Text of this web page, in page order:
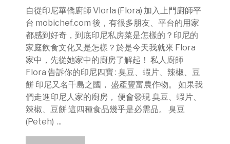
自從印尼華僑廚師 Vlorla (Flora) 加入上門廚師平
台 mobichef.com 後，有很多朋友、平台的用家
都感到好奇，到底印尼私房菜是怎樣的？印尼的
家庭飲食文化又是怎樣？於是今天我就來 Flora
家中，先從她家中的廚房了解起！ 私人廚師
Flora 告訴你的印尼四寶 : 臭豆、蝦片、辣椒、豆
餅 印尼又名千島之國， 盛產豐富農作物。 如果我
們走進印尼人家的廚房， 便會發現 臭豆、蝦片、
辣椒、豆餅 這四種食品幾乎是必需品。 臭豆
(Peteh) ...